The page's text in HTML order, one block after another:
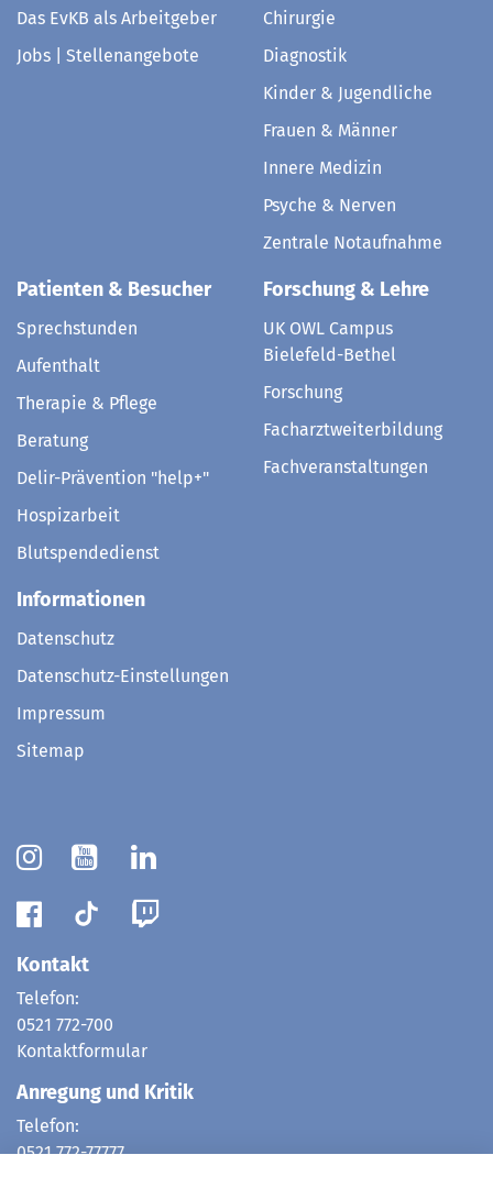
Das EvKB als Arbeitgeber
Jobs | Stellenangebote
Chirurgie
Diagnostik
Kinder & Jugendliche
Frauen & Männer
Innere Medizin
Psyche & Nerven
Zentrale Notaufnahme
Patienten & Besucher
Sprechstunden
Aufenthalt
Therapie & Pflege
Beratung
Delir-Prävention "help+"
Hospizarbeit
Blutspendedienst
Forschung & Lehre
UK OWL Campus
Bielefeld-Bethel
Forschung
Facharztweiterbildung
Fachveranstaltungen
Informationen
Datenschutz
Datenschutz-Einstellungen
Impressum
Sitemap
Kontakt
Telefon:
0521 772-700
Kontaktformular
Anregung und Kritik
Telefon:
0521 772-77777